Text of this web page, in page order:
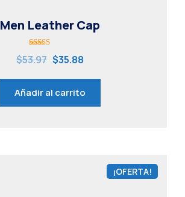
Men Leather Cap
Valorado
con
de 5
$53.97 $35.88
Añadir al carrito
¡OFERTA!